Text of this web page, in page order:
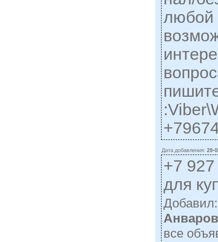
любой
Дата добавления:29-
+7
для
все